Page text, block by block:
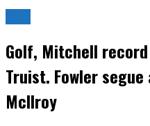
Golf, Mitchell
Truist. Fowler
McIlroy